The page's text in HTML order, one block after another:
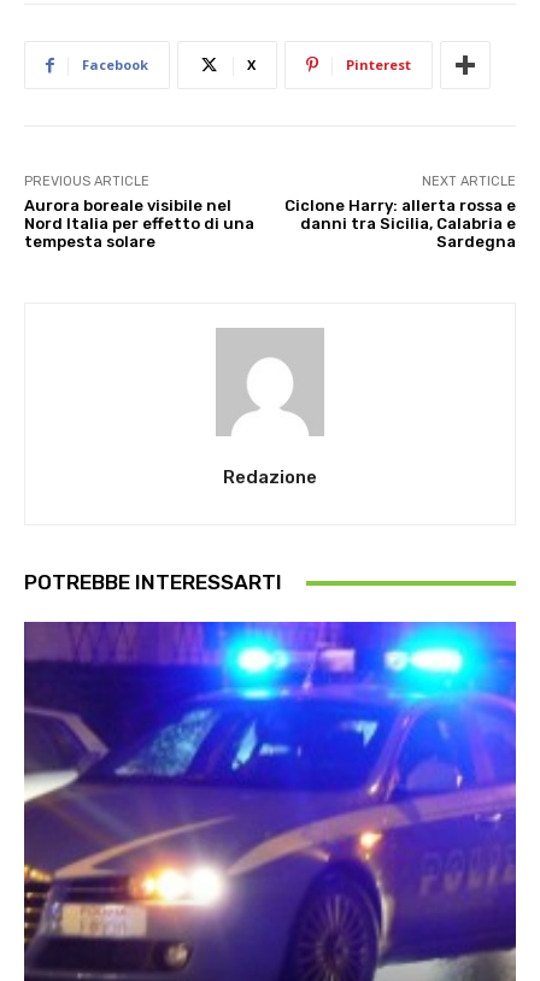
Facebook X Pinterest
PREVIOUS ARTICLE
Aurora boreale visibile nel
Nord Italia per effetto di una
tempesta solare
NEXT ARTICLE
Ciclone Harry: allerta rossa e
danni tra Sicilia, Calabria e
Sardegna
Redazione
POTREBBE INTERESSARTI